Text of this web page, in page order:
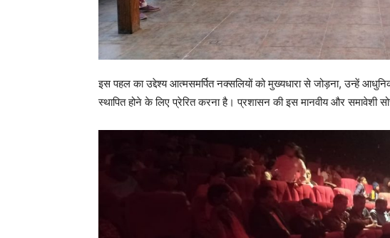
इस पहल का उद्देश्य आत्मसमर्पित नक्सलियों को मुख्यधारा से जोड़ना, उन्हें
स्थापित होने के लिए प्रेरित करना है। प्रशासन की इस मानवीय और समावेशी